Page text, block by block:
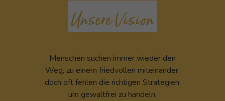
Unsere Vision
Menschen suchen immer wieder den
Weg, zu einem friedvollen miteinander,
doch oft fehlen die richtigen Strategien,
um gewaltfrei zu handeln.